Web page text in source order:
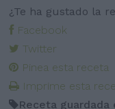
¿Te ha gustado la
Facebook
Twitter
Pinea esta receta
Imprime esta
Receta guardada